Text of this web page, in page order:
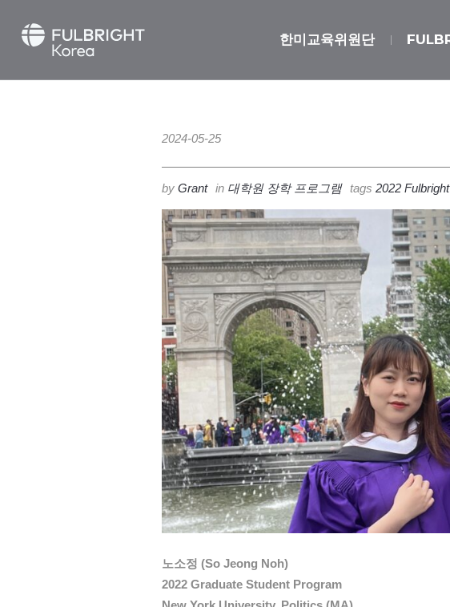
한미교육위원단
2024-05-25
by Grant in 대학원 장학 프로그램 tags 2022
노소정 (So Jeong Noh)
2022 Graduate Student Program